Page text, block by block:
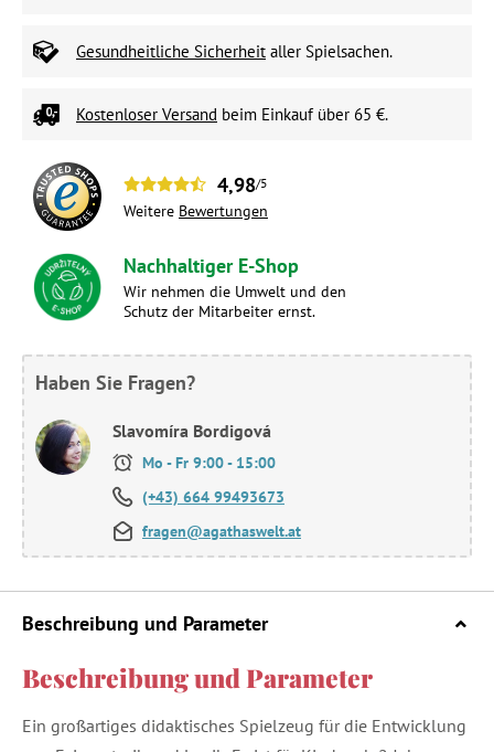
Gesundheitliche Sicherheit aller Spielsachen.
Kostenloser Versand beim Einkauf über 65 €.
4,98/5
Weitere Bewertungen
Nachhaltiger E-Shop
Wir nehmen die Umwelt und den
Schutz der Mitarbeiter ernst.
Haben Sie Fragen?
Slavomíra Bordigová
Mo - Fr 9:00 - 15:00
(+43) 664 99493673
fragen@agathaswelt.at
Beschreibung und Parameter
Beschreibung und Parameter
Ein großartiges didaktisches Spielzeug für die Entwicklung